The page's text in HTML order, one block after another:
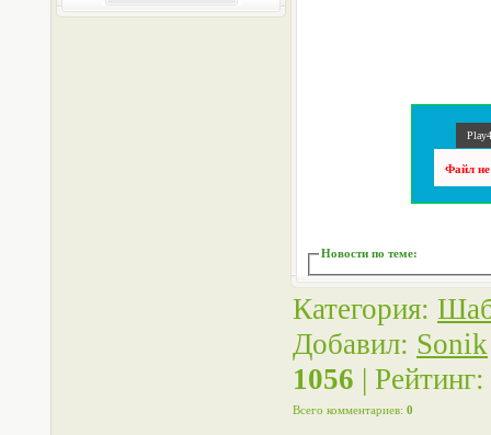
Файл не
Новости по теме:
Категория:
Добавил: Sonik
1056 | Рейтинг:
Всего комментариев: 0